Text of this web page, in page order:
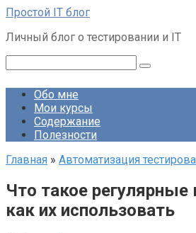
Перейти
контенту
Простой IT блог
Личный блог о тестировании и IT
Обо мне
Мои курсы
Содержание
Полезности
Главная » Автоматизация
Что такое
как их использовать